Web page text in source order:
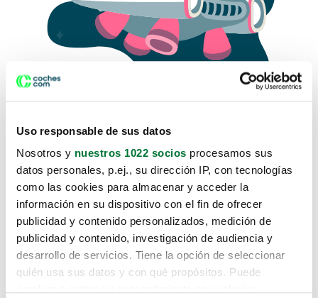
Uso responsable de sus datos
Nosotros y nuestros 1022 socios procesamos sus
datos personales, p.ej., su dirección IP, con tecnologías
como las cookies para almacenar y acceder la
información en su dispositivo con el fin de ofrecer
publicidad y contenido personalizados, medición de
publicidad y contenido, investigación de audiencia y
desarrollo de servicios. Tiene la opción de seleccionar
quién usa sus datos y con qué propósitos. Puede
Lo sentimos, no sabemos como
te hemos traido hasta aquí.
Pero puedes encontrar el coche que estás
buscando en alguno de estos enlaces: